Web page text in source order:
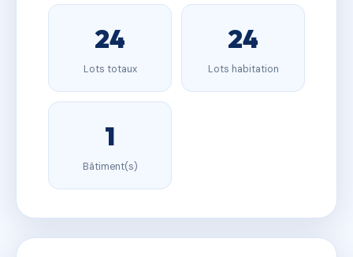
24
Lots totaux
24
Lots habitation
1
Bâtiment(s)